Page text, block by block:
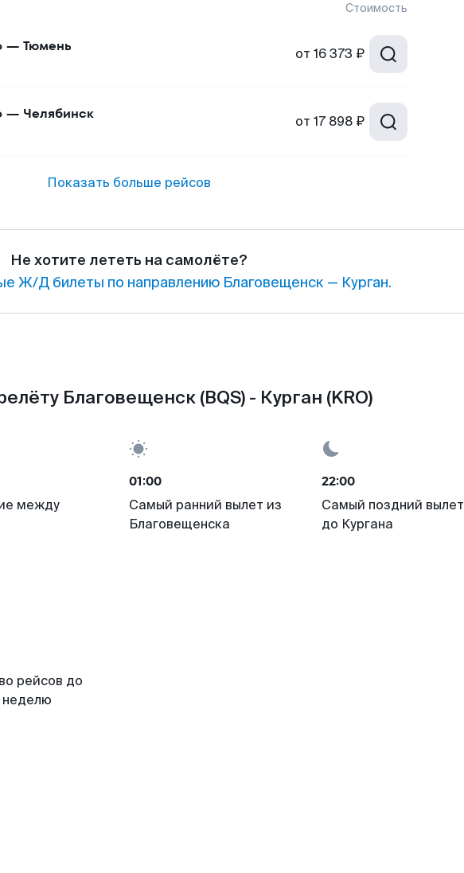
Стоимость
— Тюмень от 16 373 ₽
— Челябинск от 17 898 ₽
Показать больше рейсов
Не хотите лететь на самолёте?
Ж/Д билеты по направлению Благовещенск — Курган.
Благовещенск (BQS) - Курган (KRO)
между
01:00
Самый ранний вылет из
Благовещенска
22:00
Самый поздний вылет
до Кургана
рейсов до
неделю